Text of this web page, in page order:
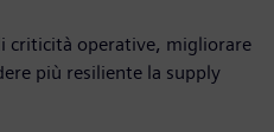
criticità operative, migliorare
più resiliente la supply